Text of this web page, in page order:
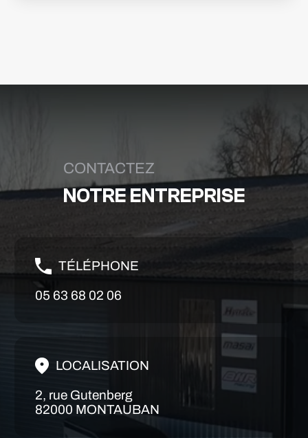
CONTACTEZ
NOTRE ENTREPRISE
TÉLÉPHONE
05 63 68 02 06
LOCALISATION
2, rue Gutenberg
82000 MONTAUBAN